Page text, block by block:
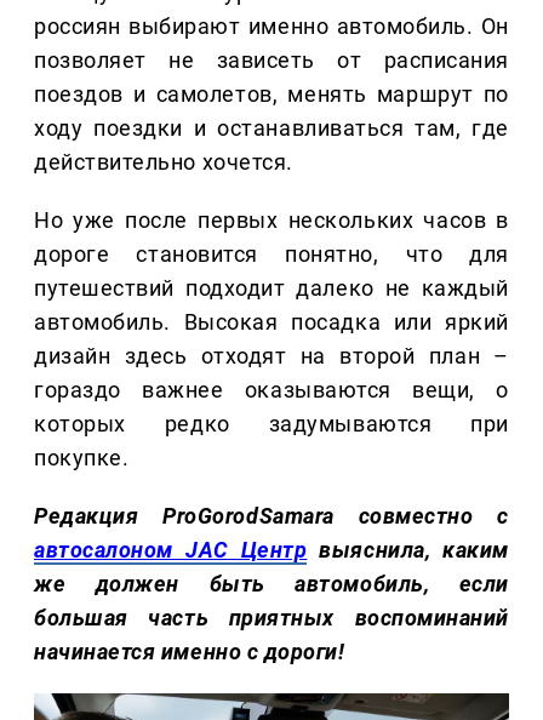
россиян выбирают именно автомобиль. Он
позволяет не зависеть от расписания
поездов и самолетов, менять маршрут по
ходу поездки и останавливаться там, где
действительно хочется.
Но уже после первых нескольких часов в
дороге становится понятно, что для
путешествий подходит далеко не каждый
автомобиль. Высокая посадка или яркий
дизайн здесь отходят на второй план –
гораздо важнее оказываются вещи, о
которых редко задумываются при
покупке.
Редакция ProGorodSamara совместно с
автосалоном JAC Центр выяснила, каким
же должен быть автомобиль, если
большая часть приятных воспоминаний
начинается именно с дороги!